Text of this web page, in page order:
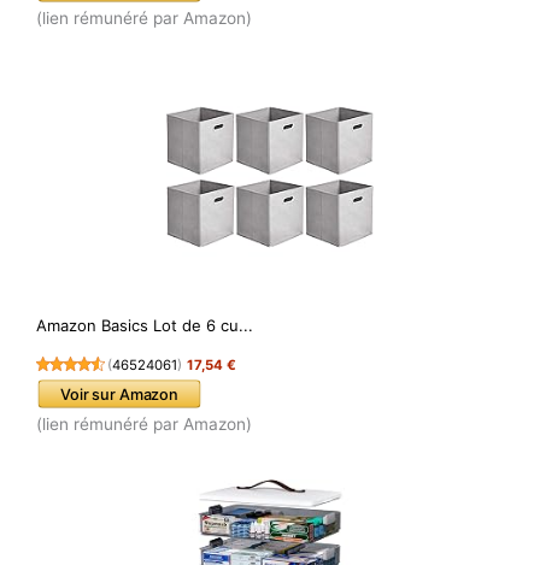
(lien rémunéré par Amazon)
Amazon Basics Lot de 6 cu...
(46524061) 17,54 €
Voir sur Amazon
(lien rémunéré par Amazon)